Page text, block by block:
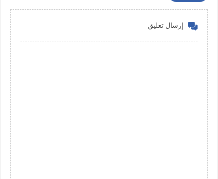
إرسال تعليق